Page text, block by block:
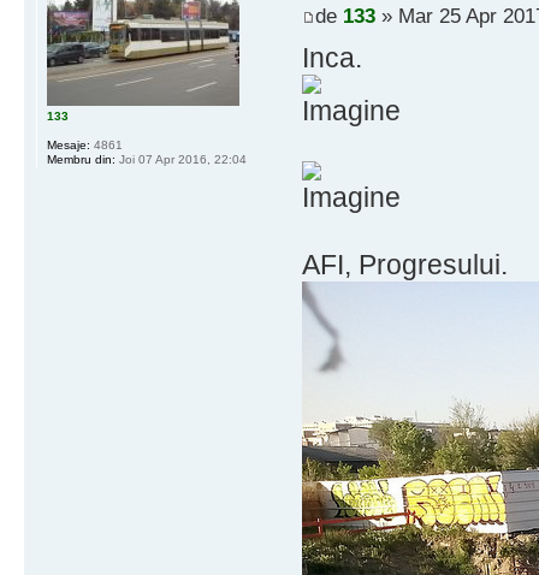
de 133» Mar 25 Apr
Inca.
AFI, Progresului.
133
Mesaje: 4861
Membru din: Joi 07 Apr 2016, 22:04